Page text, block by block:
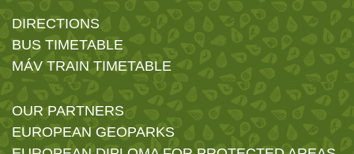
DIRECTIONS
BUS TIMETABLE
MÁV TRAIN TIMETABLE
OUR PARTNERS
EUROPEAN GEOPARKS